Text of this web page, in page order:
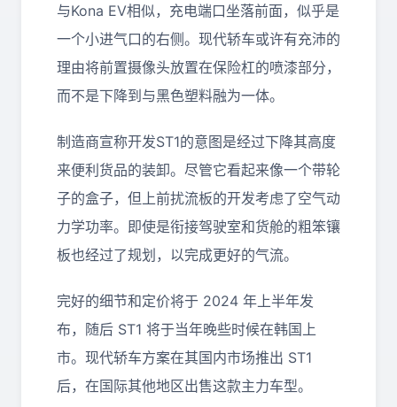
与Kona EV相似，充电端口坐落前面，似乎是
一个小进气口的右侧。现代轿车或许有充沛的
理由将前置摄像头放置在保险杠的喷漆部分，
而不是下降到与黑色塑料融为一体。
制造商宣称开发ST1的意图是经过下降其高度
来便利货品的装卸。尽管它看起来像一个带轮
子的盒子，但上前扰流板的开发考虑了空气动
力学功率。即使是衔接驾驶室和货舱的粗笨镶
板也经过了规划，以完成更好的气流。
完好的细节和定价将于 2024 年上半年发
布，随后 ST1 将于当年晚些时候在韩国上
市。现代轿车方案在其国内市场推出 ST1
后，在国际其他地区出售这款主力车型。